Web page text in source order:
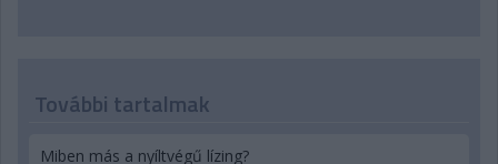
További tartalmak
Miben más a nyíltvégű lízing?